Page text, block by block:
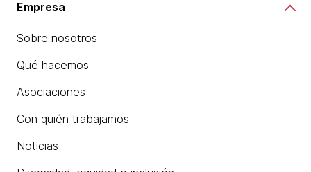
Empresa
Sobre nosotros
Qué hacemos
Asociaciones
Con quién trabajamos
Noticias